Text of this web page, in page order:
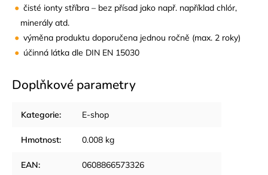
čisté ionty stříbra – bez přísad jako např. například chlór,
minerály atd.
výměna produktu doporučena jednou ročně (max. 2 roky)
účinná látka dle DIN EN 15030
Doplňkové parametry
Kategorie: E-shop
Hmotnost: 0.008 kg
EAN: 0608866573326